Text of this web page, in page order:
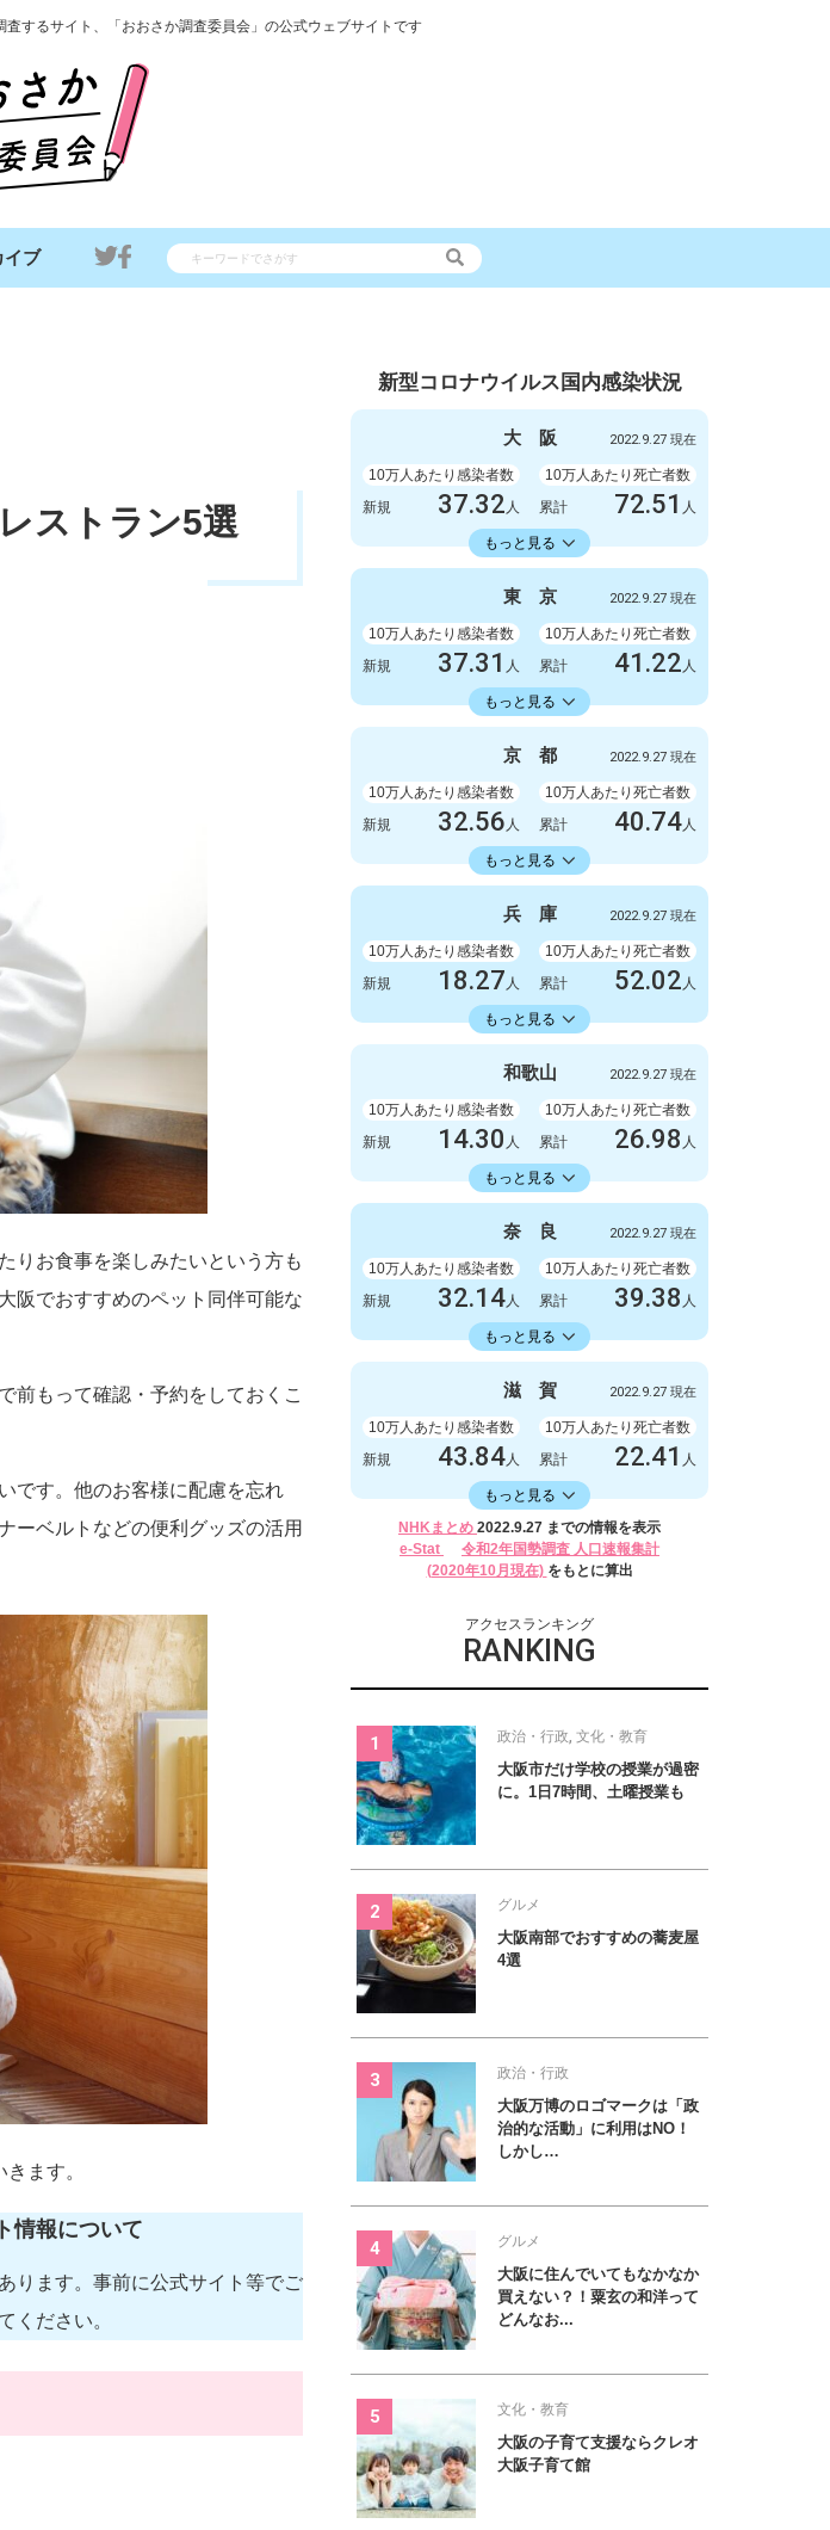
するサイト、「おおさか調査委員会」の公式ウェブサイトです
イブ
ストラン5選
りお食事を楽しみたいという方も
阪でおすすめのペット同伴可能な
前もって確認・予約をしておくこ
です。他のお客様に配慮を忘れ
ーベルトなどの便利グッズの活用
ます。
情報について
ります。事前に公式サイト等でご
ください。
新型コロナウイルス国内感染状況
大 阪 2022.9.27 現在
10万人あたり感染者数
新規
37.32 人
10万人あたり死亡者数
累計
72.51 人
もっと見る
23598.73人
感染者数
3300人
死亡者数
新規
9人
累計 2086723人 累計 6412人
東 京 2022.9.27 現在
10万人あたり感染者数
新規
37.31 人
10万人あたり死亡者数
累計
41.22 人
もっと見る
22429.74人
感染者数
5247人
死亡者数
新規
6人
累計 3154675人 累計 5798人
京 都 2022.9.27 現在
10万人あたり感染者数
新規
32.56 人
10万人あたり死亡者数
累計
40.74人
もっと見る
18413.86人
感染者数
840人
死亡者数
新規
3人
累計
475063人 累計 1051人
兵 庫 2022.9.27 現在
10万人あたり感染者数
新規
18.27 人
10万人あたり死亡者数
累計
52.02 人
もっと見る
18353.34人
感染者数
999人
死亡者数
新規
1人
累計 1003778人 累計 2845人
和歌山 2022.9.27 現在
10万人あたり感染者数
新規
14.30 人
10万人あたり死亡者数
累計
26.98 人
もっと見る
14336.11人
感染者数
132人
死亡者数
新規
1人
累計
132327人 累計 249人
奈 良 2022.9.27 現在
10万人あたり感染者数
新規
32.14人
10万人あたり死亡者数
累計
39.38 人
もっと見る
16582.30人
感染者数
426人
死亡者数
新規
0人
累計
219788人 累計 522人
滋 賀 2022.9.27 現在
10万人あたり感染者数
新規
43.84人
10万人あたり死亡者数
累計
22.41 人
もっと見る
16406.17人
感染者数
620人
死亡者数
新規
232024
NHKまとめ 2022.9.27 までの情報を表示
e-Stat
令和2年国勢調査 人口速報集計
(2020年10月現在) をもとに算出
アクセスランキング
RANKING
政治・行政, 文化・教育
大阪市だけ学校の授業が過密
に。1日7時間、土曜授業も
グルメ
大阪南部でおすすめの蕎麦屋
4選
政治・行政
大阪万博のロゴマークは「政
治的な活動」に利用はNO！
しかし…
グルメ
大阪に住んでいてもなかなか
買えない？！粟玄の和洋って
どんなお...
文化・教育
大阪の子育て支援ならクレオ
大阪子育て館